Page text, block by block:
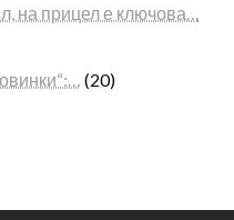
на прицел е ключова…
(20)